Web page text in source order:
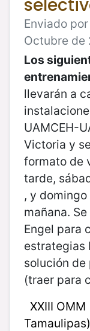
Enviado
Octubre de
Los
llevarán a
UAMCEH-
Victoria y
formato de
tarde,
, y domingo
mañana.
Engel para
estrategias
solución de
(traer para
XXIII
Tamaulipas)